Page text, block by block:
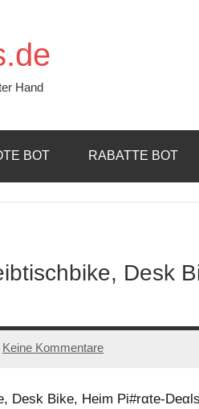
Hand
BOT RABATTE BOT
Desk
Keine Kommentare
Desk Bike, Heim Pi#rαtе-